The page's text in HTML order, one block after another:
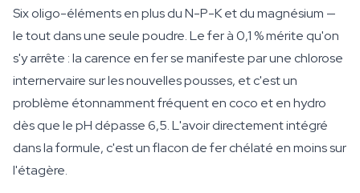
Six oligo-éléments en plus du N-P-K et du magnésium —
le tout dans une seule poudre. Le fer à 0,1 % mérite qu'on
s'y arrête : la carence en fer se manifeste par une chlorose
internervaire sur les nouvelles pousses, et c'est un
problème étonnamment fréquent en coco et en hydro
dès que le pH dépasse 6,5. L'avoir directement intégré
dans la formule, c'est un flacon de fer chélaté en moins sur
l'étagère.